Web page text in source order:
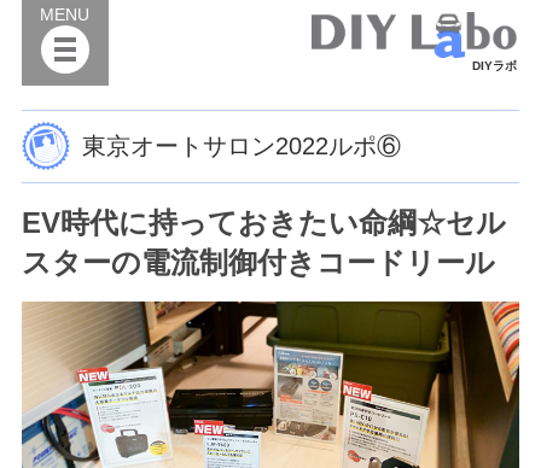
DIYラボ
MENU
東京オートサロン2022ルポ⑥
EV時代に持っておきたい命綱☆セル
スターの電流制御付きコードリール